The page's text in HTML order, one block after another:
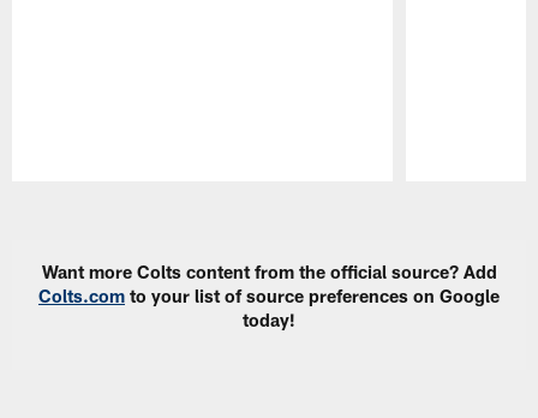
Want more Colts content from the official source? Add
Colts.com to your list of source preferences on Google
today!